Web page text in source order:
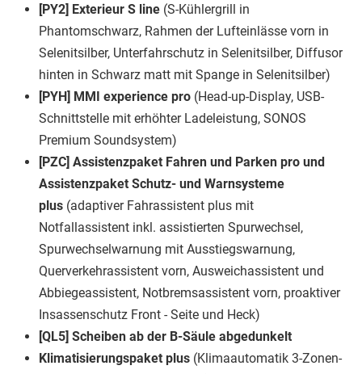
[PY2] Exterieur S line (S-Kühlergrill in
Phantomschwarz, Rahmen der Lufteinlässe vorn in
Selenitsilber, Unterfahrschutz in Selenitsilber, Diffusor
hinten in Schwarz matt mit Spange in Selenitsilber)
[PYH] MMI experience pro (Head-up-Display, USB-
Schnittstelle mit erhöhter Ladeleistung, SONOS
Premium Soundsystem)
[PZC] Assistenzpaket Fahren und Parken pro und
Assistenzpaket Schutz- und Warnsysteme
plus (adaptiver Fahrassistent plus mit
Notfallassistent inkl. assistierten Spurwechsel,
Spurwechselwarnung mit Ausstiegswarnung,
Querverkehrassistent vorn, Ausweichassistent und
Abbiegeassistent, Notbremsassistent vorn, proaktiver
Insassenschutz Front - Seite und Heck)
[QL5] Scheiben ab der B-Säule abgedunkelt
Klimatisierungspaket plus (Klimaautomatik 3-Zonen-